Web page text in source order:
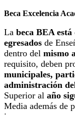
Beca Excelencia
La beca BEA
egresados de
dentro del mismo
requisito, deben
municipales,
administración
Superior al año
Media además de